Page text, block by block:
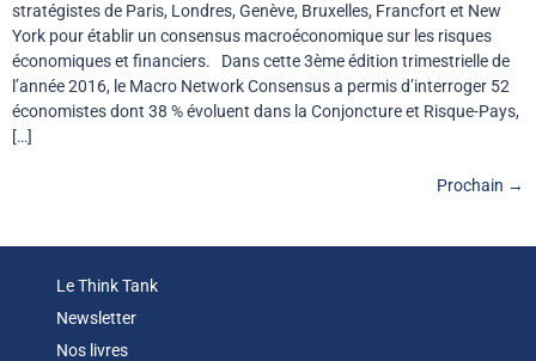
stratégistes de Paris, Londres, Genève, Bruxelles, Francfort et New
York pour établir un consensus macroéconomique sur les risques
économiques et financiers. Dans cette 3ème édition trimestrielle de
l’année 2016, le Macro Network Consensus a permis d’interroger 52
économistes dont 38 % évoluent dans la Conjoncture et Risque-Pays,
[…]
Prochain →
Le Think Tank
Newsletter
Nos livres